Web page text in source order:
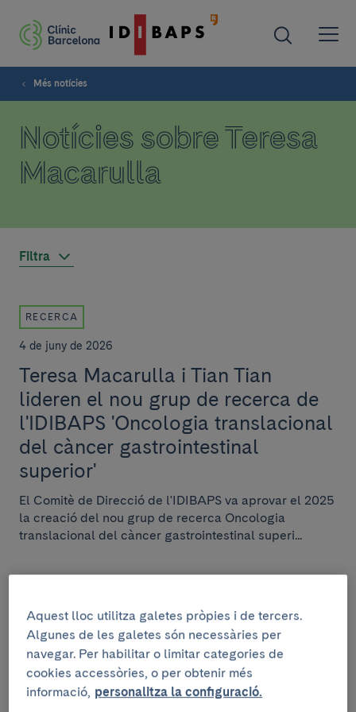
Més notícies
Notícies sobre Teresa
Macarulla
Filtra
RECERCA
4 de juny de 2026
Teresa Macarulla i Tian Tian
lideren el nou grup de recerca de
l'IDIBAPS 'Oncologia translacional
del càncer gastrointestinal
superior'
El Comitè de Direcció de l'IDIBAPS va aprovar el 2025
la creació del nou grup de recerca Oncologia
translacional del càncer gastrointestinal superi...
INSTITUCIONAL
1 de juny de 2026
El Clínic Barcelona
Comprehensive Cancer Centre
Aquest lloc utilitza galetes pròpies i de tercers.
Algunes de les galetes són necessàries per
navegar. Per habilitar o limitar categories de
cookies accessòries, o per obtenir més
informació, personalitza la configuració.